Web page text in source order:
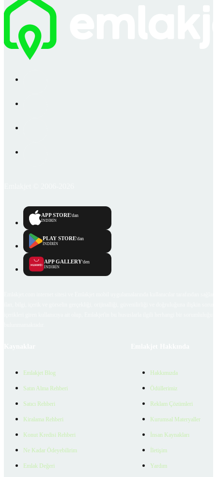
APP STORE'dan
İNDİRİN
PLAY STORE'dan
İNDİRİN
APP GALLERY'den
İNDİRİN
Emlakjet Blog
Satın Alma Rehberi
Satıcı Rehberi
Kiralama Rehberi
Konut Kredisi Rehberi
Ne Kadar Ödeyebilirim
Emlak Değeri
Hakkımızda
Ödüllerimiz
Reklam Çözümleri
Kurumsal Materyaller
İnsan Kaynakları
İletişim
Yardım